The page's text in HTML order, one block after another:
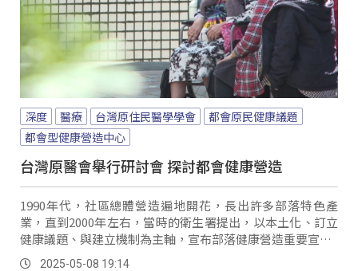
深度 醫療 台灣原住民醫學學會
都會原民健康議題
都會型健康營造中心
台灣原醫會舉行研討會 探討都會健康營造
1990年代，社區總體營造遍地開花，長出許多部落特色產
業，直到2000年左右，當時的衛生署提出，以本土化、訂立
健康議題、與建立機制為主軸，宣布部落健康營造重要宣言–
兆豐宣言。
2025-05-08 19:14